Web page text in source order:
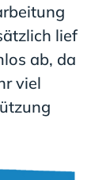
lief
ab, da
viel